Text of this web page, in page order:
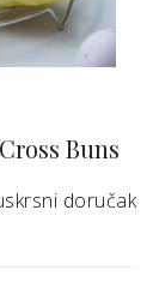
Buns
doručak